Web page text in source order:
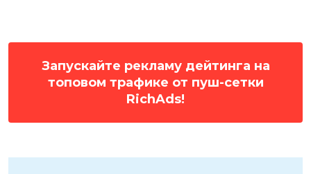
Запускайте рекламу дейтинга на
топовом трафике от пуш-сетки
RichAds!